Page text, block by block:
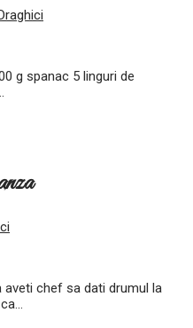
g spanac 5 linguri de
aveti chef sa dati drumul la